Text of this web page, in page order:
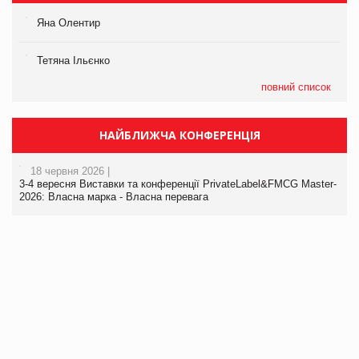
Яна Олентир
Тетяна Ільєнко
повний список
НАЙБЛИЖЧА КОНФЕРЕНЦІЯ
18 червня 2026 |
3-4 вересня Виставки та конференції PrivateLabel&FMCG Master-
2026: Власна марка - Власна перевага